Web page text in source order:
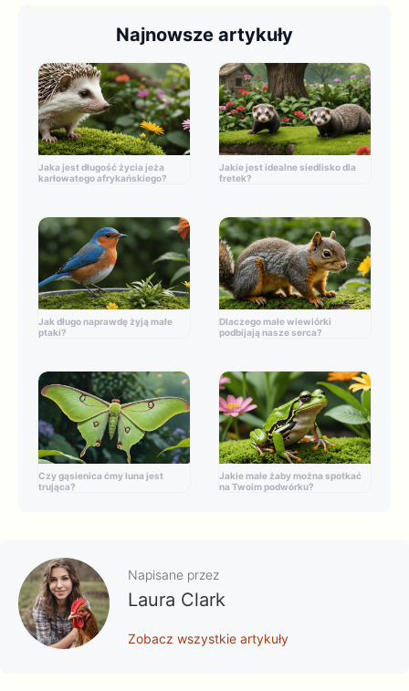
Najnowsze artykuły
Jaka jest długość życia jeża
karłowatego afrykańskiego?
Jakie jest idealne siedlisko dla
fretek?
Jak długo naprawdę żyją małe
ptaki?
Dlaczego małe wiewiórki
podbijają nasze serca?
Czy gąsienica ćmy luna jest
trująca?
Jakie małe żaby można spotkać
na Twoim podwórku?
Napisane przez
Laura Clark
Zobacz wszystkie artykuły